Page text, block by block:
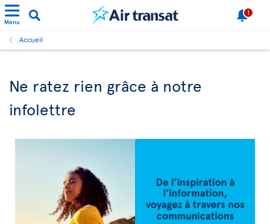
Menu
1
Accueil
Ne ratez rien grâce à notre
infolettre